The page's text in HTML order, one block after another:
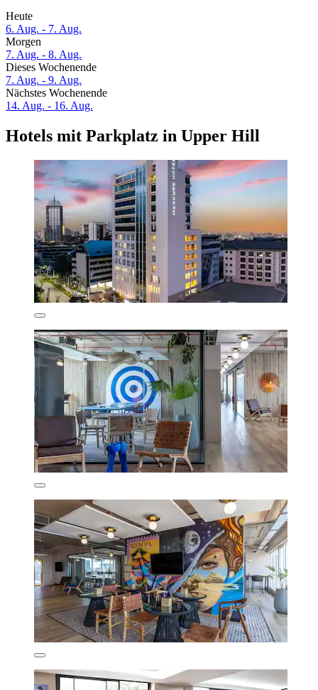
Heute
6. Aug. - 7. Aug.
Morgen
7. Aug. - 8. Aug.
Dieses Wochenende
7. Aug. - 9. Aug.
Nächstes Wochenende
14. Aug. - 16. Aug.
Hotels mit Parkplatz in Upper Hill